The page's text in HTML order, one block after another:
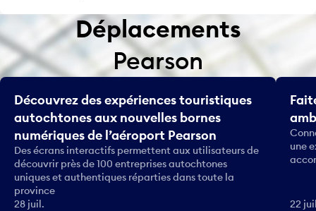
Déplacements
Pearson
Découvrez des expériences touristiques
autochtones aux nouvelles bornes
numériques de l’aéroport Pearson
Des écrans interactifs permettent aux utilisateurs de
découvrir près de 100 entreprises autochtones
uniques et authentiques réparties dans toute la
province
28 juil.
une
22